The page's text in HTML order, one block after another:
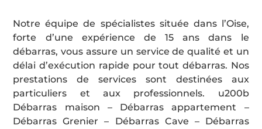
Notre équipe de spécialistes située dans l’Oise,
forte d’une expérience de 15 ans dans le
débarras, vous assure un service de qualité et un
délai d’exécution rapide pour tout débarras. Nos
prestations de services sont destinées aux
particuliers et aux professionnels. u200b
Débarras maison – Débarras appartement –
Débarras Grenier – Débarras Cave – Débarras